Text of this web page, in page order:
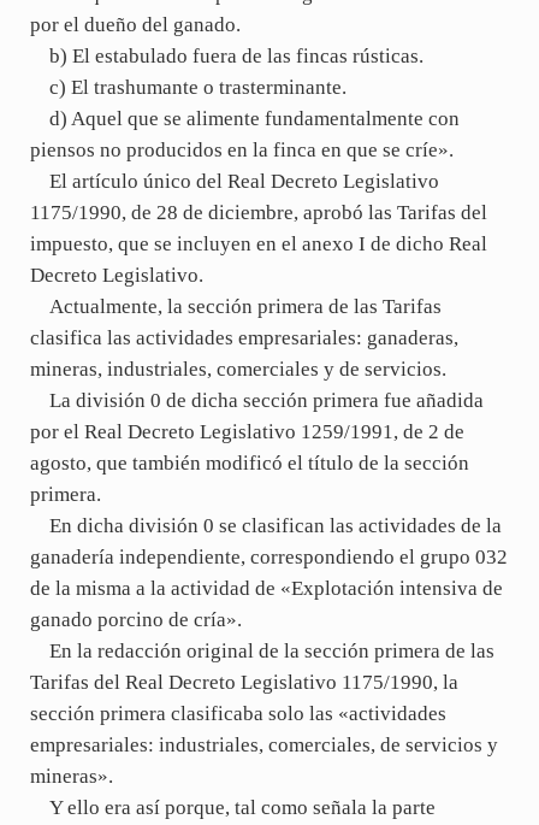
por el dueño del ganado.
b) El estabulado fuera de las fincas rústicas.
c) El trashumante o trasterminante.
d) Aquel que se alimente fundamentalmente con
piensos no producidos en la finca en que se críe».
El artículo único del Real Decreto Legislativo
1175/1990, de 28 de diciembre, aprobó las Tarifas del
impuesto, que se incluyen en el anexo I de dicho Real
Decreto Legislativo.
Actualmente, la sección primera de las Tarifas
clasifica las actividades empresariales: ganaderas,
mineras, industriales, comerciales y de servicios.
La división 0 de dicha sección primera fue añadida
por el Real Decreto Legislativo 1259/1991, de 2 de
agosto, que también modificó el título de la sección
primera.
En dicha división 0 se clasifican las actividades de la
ganadería independiente, correspondiendo el grupo 032
de la misma a la actividad de «Explotación intensiva de
ganado porcino de cría».
En la redacción original de la sección primera de las
Tarifas del Real Decreto Legislativo 1175/1990, la
sección primera clasificaba solo las «actividades
empresariales: industriales, comerciales, de servicios y
mineras».
Y ello era así porque, tal como señala la parte